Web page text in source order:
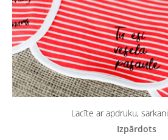
Lacīte ar apdruku,
Izpārdots